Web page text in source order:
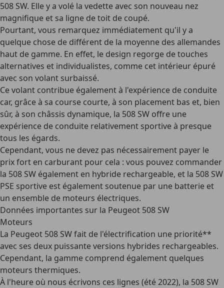
508 SW. Elle y a volé la vedette avec son nouveau nez
magnifique et sa ligne de toit de coupé.
Pourtant, vous remarquez immédiatement qu'il y a
quelque chose de différent de la moyenne des allemandes
haut de gamme. En effet, le design regorge detouches
alternatives et individualistes, comme cet intérieur épuré
avec son volant surbaissé.
Ce volant contribue également à l'expérience de conduite
car, grâce à sa course courte, à son placement bas et, bien
sûr, à son châssis dynamique, la 508 SW offre une
expérience de conduite relativement sportiveà presque
tous les égards.
Cependant, vous ne devez pas nécessairement payer le
prix fort en carburant pour cela : vous pouvez commander
la 508 SW également en hybride rechargeable, et la 508 SW
PSE sportive est également soutenue par une batterie et
un ensemble de moteurs électriques.
Données importantes sur la Peugeot 508 SW
Moteurs
La Peugeot 508 SW fait de l'électrification une priorité**
avec ses deux puissante versions hybrides rechargeables.
Cependant, la gamme comprend également quelques
moteurs thermiques.
À l'heure où nous écrivons ces lignes (été 2022), la 508 SW